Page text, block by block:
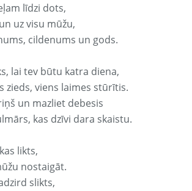
līdzi dots,
uz visu mūžu,
cildenums un gods.
lai tev būtu katra diena,
zieds, viens laimes stūrītis.
un mazliet debesis
kas dzīvi dara skaistu.
likts,
nostaigāt.
slikts,